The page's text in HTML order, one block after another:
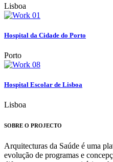
Lisboa
Hospital da Cidade do Porto
Porto
Hospital Escolar de Lisboa
Lisboa
SOBRE O PROJECTO
Arquitecturas da Saúde é uma
evolução de programas e